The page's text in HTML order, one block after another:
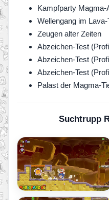
Kampfparty Magma-
Wellengang im Lava-
Zeugen alter Zeiten
Abzeichen-Test
Abzeichen-Test
Abzeichen-Test
Palast der Magma-
Suchtrupp